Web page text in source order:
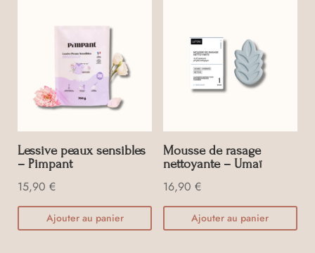
Lessive peaux sensibles
– Pimpant
15,90 €
Ajouter au panier
Mousse de rasage
nettoyante – Umaï
16,90 €
Ajouter au panier